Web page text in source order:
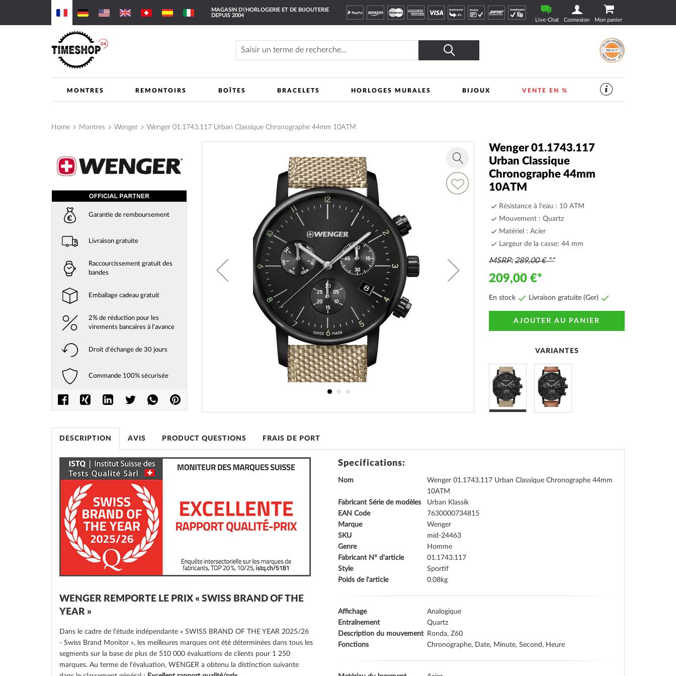
au
contenu
MAGASIN D\'HORLOGERIE ET DE BIJOUTERIE
DEPUIS 2004
Live-Chat Connexion Mon panier
Rechercher
MONTRES REMONTOIRS BOÎTES BRACELETS HORLOGES MURALES BIJOUX VENTE EN %
SERVICES
DANS
Home Montres Wenger Wenger 01.1743.117 Urban Classique Chronographe 44mm 10ATM
Garantie de remboursement
Livraison gratuite
Raccourcissement gratuit des
bandes
Emballage cadeau gratuit
2% de réduction pour les
virements bancaires à l'avance
Droit d'échange de 30 jours
Commande 100% sécurisée
to
of
images
Zoom
in
Ajouter
à
Wenger 01.1743.117
Urban Classique
Chronographe 44mm
10ATM
Résistance à l'eau : 10 ATM
Mouvement : Quartz
Matériel : Acier
Largeur de la casse: 44 mm
MSRP 289,00 €
209,00 €
En stock Livraison gratuite (Ger)
AJOUTER AU PANIER
VARIANTES
DESCRIPTION
WENGER REMPORTE LE PRIX « SWISS BRAND OF THE
YEAR »
Dans le cadre de l'étude indépendante « SWISS BRAND OF THE YEAR 2025/26
- Swiss Brand Monitor », les meilleures marques ont été déterminées dans tous les
segments sur la base de plus de 510 000 évaluations de clients pour 1 250
marques. Au terme de l'évaluation, WENGER a obtenu la distinction suivante
Specifications:
Nom
Wenger 01.1743.117 Urban Classique Chronographe 44mm
10ATM
Fabricant Série de modèles
Urban Klassik
EAN Code
7630000734815
Marque
Wenger
SKU
mid-24463
Genre
Homme
Fabricant N° d'article
01.1743.117
Style
Sportif
Poids de l'article
0.08
Affichage
Analogique
Entraînement
Quartz
Description du mouvement
Ronda, Z60
Fonctions
Chronographe, Date, Minute, Second, Heure
AVIS PRODUCT QUESTIONS FRAIS DE PORT